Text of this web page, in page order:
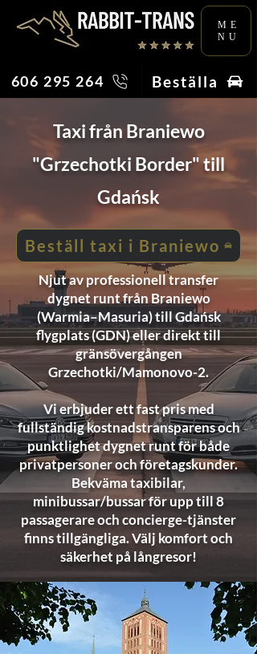
ME
NU
606 295 264 Beställa
Taxi från Braniewo
"Grzechotki Border" till
Gdańsk
Beställ taxi i Braniewo
Njut av professionell transfer
dygnet runt från Braniewo
(Warmia–Masuria) till Gdańsk
flygplats (GDN) eller direkt till
gränsövergången
Grzechotki/Mamonovo-2.
Vi erbjuder ett fast pris med
fullständig kostnadstransparens och
punktlighet dygnet runt för både
privatpersoner och företagskunder.
Bekväma taxibilar,
minibussar/bussar för upp till 8
passagerare och concierge-tjänster
finns tillgängliga. Välj komfort och
säkerhet på långresor!